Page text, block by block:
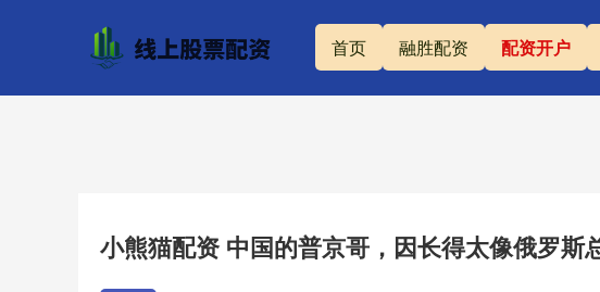
首页 融胜配资 配资开户
小熊猫配资 中国的普京哥，因长得太像俄罗斯